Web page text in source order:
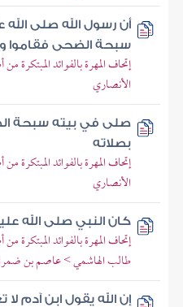
أن رسول الله صلى
سبحة الضحى فقاموا
إتحاف المهرة بالفوائد
الأنصاري
صلى في بيته سبحة
بصلاته
إتحاف المهرة بالفوائد
الأنصاري
كان النبي صلى الله
إتحاف المهرة بالفوائد
طالب الهاشمي > عاصم بن
إن الله يقول ابن آدم